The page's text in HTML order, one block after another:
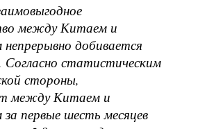
между Китаем и
добивается
Согласно статистическим
стороны,
между Китаем и
первые шесть месяцев